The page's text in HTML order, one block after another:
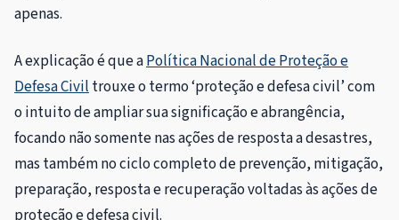
apenas.
A explicação é que aPolítica Nacional de Proteção e
Defesa Civil trouxe o termo ‘proteção e defesa civil’ com
o intuito de ampliar sua significação e abrangência,
focando não somente nas ações de resposta a desastres,
mas também no ciclo completo de prevenção, mitigação,
preparação, resposta e recuperação voltadas às ações de
proteção e defesa civil.